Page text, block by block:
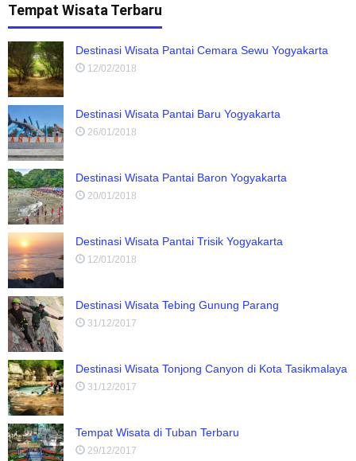
Tempat Wisata Terbaru
Destinasi Wisata Pantai Cemara Sewu Yogyakarta
12/02/2018
Destinasi Wisata Pantai Baru Yogyakarta
26/01/2018
Destinasi Wisata Pantai Baron Yogyakarta
20/01/2018
Destinasi Wisata Pantai Trisik Yogyakarta
12/01/2018
Destinasi Wisata Tebing Gunung Parang
31/12/2017
Destinasi Wisata Tonjong Canyon di Kota Tasikmalaya
31/12/2017
Tempat Wisata di Tuban Terbaru
29/12/2017